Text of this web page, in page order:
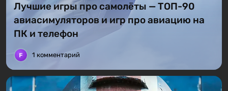
Лучшие игры про самолёты — ТОП-90
авиасимуляторов и игр про авиацию на
ПК и телефон
1 комментарий